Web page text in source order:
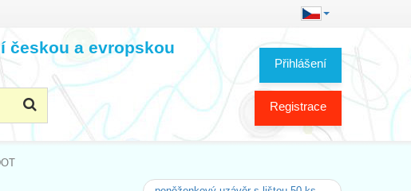
Přihlášení
Registrace
českou a evropskou